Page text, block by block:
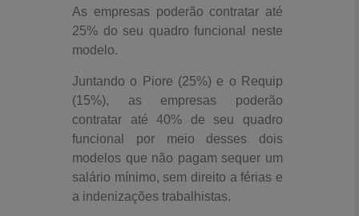
As empresas poderão contratar até
25% do seu quadro funcional neste
modelo.
Juntando o Piore (25%) e o Requip
(15%), as empresas poderão
contratar até 40% de seu quadro
funcional por meio desses dois
modelos que não pagam sequer um
salário mínimo, sem direito a férias e
a indenizações trabalhistas.